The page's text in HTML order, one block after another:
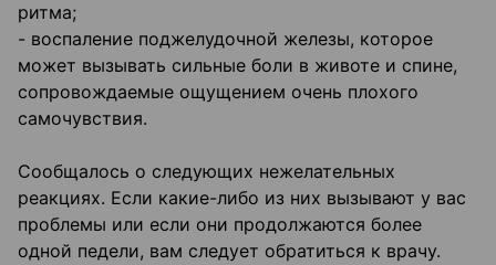
ритма;
- воспаление поджелудочной железы, которое
может вызывать сильные боли в животе и спине,
сопровождаемые ощущением очень плохого
самочувствия.
Сообщалось о следующих нежелательных
реакциях. Если какие-либо из них вызывают у вас
проблемы или если они продолжаются более
одной педели, вам следует обратиться к врачу.